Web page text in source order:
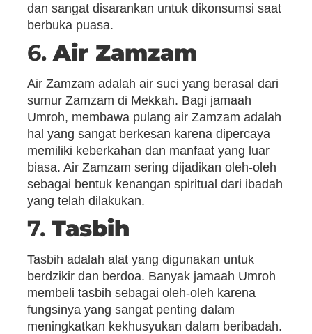
dan sangat disarankan untuk dikonsumsi saat
berbuka puasa.
6. Air Zamzam
Air Zamzam adalah air suci yang berasal dari
sumur Zamzam di Mekkah. Bagi jamaah
Umroh, membawa pulang air Zamzam adalah
hal yang sangat berkesan karena dipercaya
memiliki keberkahan dan manfaat yang luar
biasa. Air Zamzam sering dijadikan oleh-oleh
sebagai bentuk kenangan spiritual dari ibadah
yang telah dilakukan.
7. Tasbih
Tasbih adalah alat yang digunakan untuk
berdzikir dan berdoa. Banyak jamaah Umroh
membeli tasbih sebagai oleh-oleh karena
fungsinya yang sangat penting dalam
meningkatkan kekhusyukan dalam beribadah.